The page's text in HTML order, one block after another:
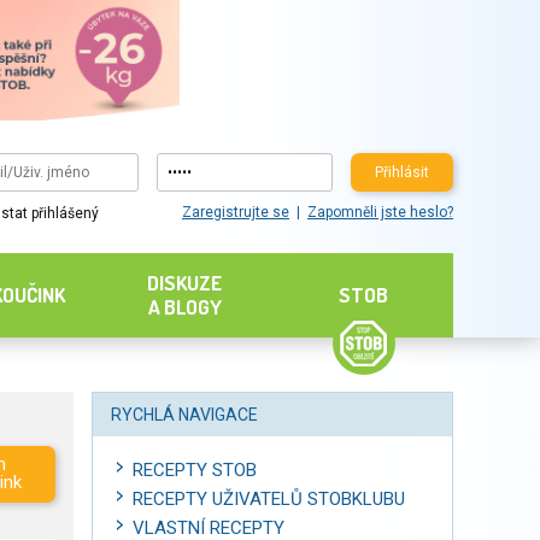
Přihlásit
přihlášený Zaregistrujte se Zapomněli jste heslo?
DISKUZE
A BLOGY
STOB
RYCHLÁ NAVIGACE
RECEPTY STOB
RECEPTY UŽIVATELŮ STOBKLUBU
VLASTNÍ RECEPTY